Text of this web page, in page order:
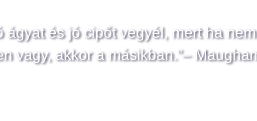
ágyat és jó cipőt vegyél, mert ha
vagy, akkor a másikban.”–